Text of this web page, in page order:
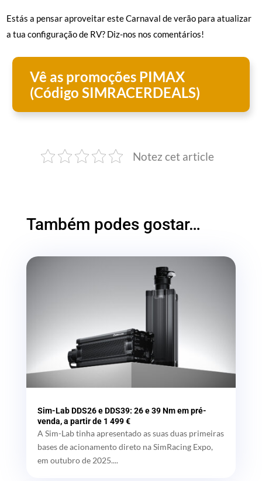
Estás a pensar aproveitar este Carnaval de verão para atualizar
a tua configuração de RV? Diz-nos nos comentários!
Vê as promoções PIMAX
(Código SIMRACERDEALS)
Notez cet article
Também podes gostar…
Sim-Lab DDS26 e DDS39: 26 e 39 Nm em pré-
venda, a partir de 1 499 €
A Sim-Lab tinha apresentado as suas duas primeiras
bases de acionamento direto na SimRacing Expo,
em outubro de 2025....